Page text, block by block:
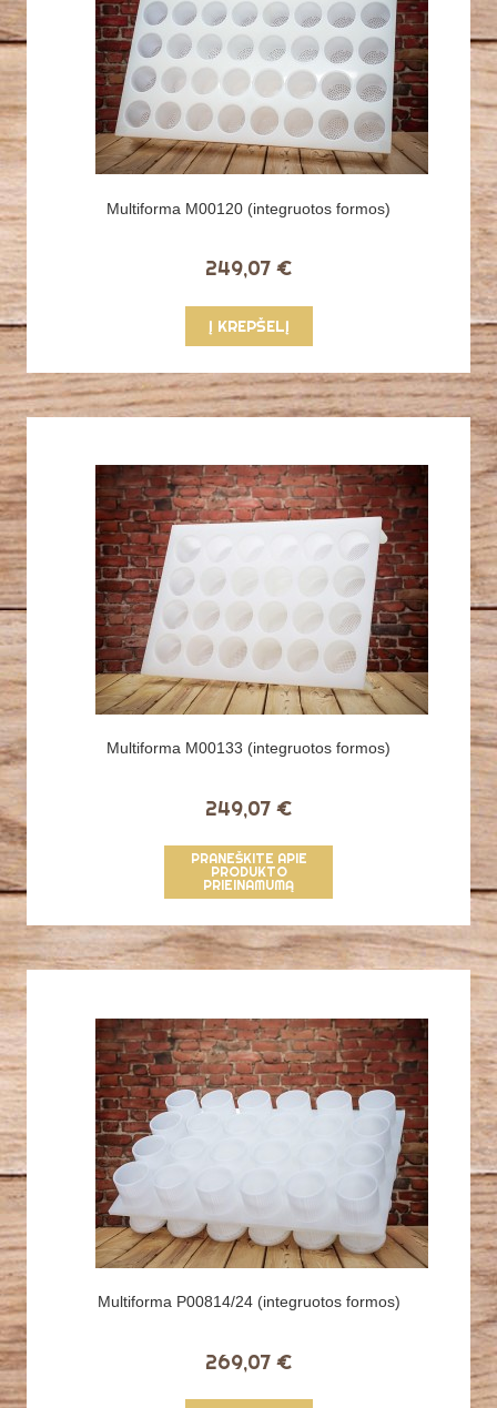
Multiforma M00120 (integruotos formos)
249,07 €
Į KREPŠELĮ
Multiforma M00133 (integruotos formos)
249,07 €
PRANEŠKITE APIE
PRODUKTO
PRIEINAMUMĄ
Multiforma P00814/24 (integruotos formos)
269,07 €